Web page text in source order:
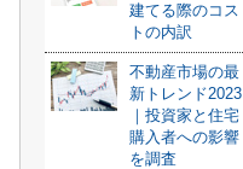
建てる際のコス
トの内訳
不動産市場の最
新トレンド2023
｜投資家と住宅
購入者への影響
を調査